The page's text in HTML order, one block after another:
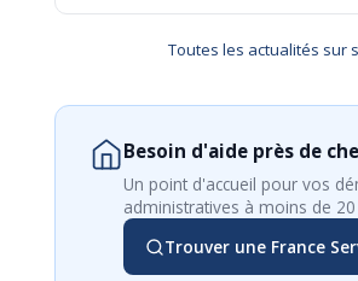
Toutes les actualités sur
Besoin d'aide près de
Un point d'accueil pour vos
administratives à moins de
Trouver une France